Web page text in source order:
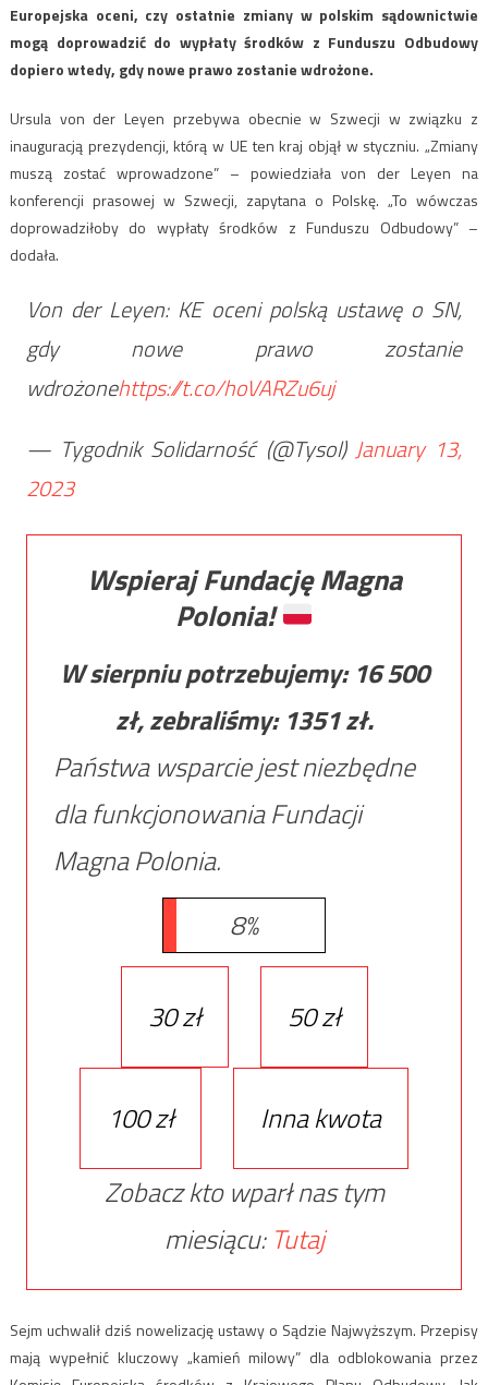
Europejska oceni, czy ostatnie zmiany w polskim sądownictwie
mogą doprowadzić do wypłaty środków z Funduszu Odbudowy
dopiero wtedy, gdy nowe prawo zostanie wdrożone.
Ursula von der Leyen przebywa obecnie w Szwecji w związku z
inauguracją prezydencji, którą w UE ten kraj objął w styczniu. „Zmiany
muszą zostać wprowadzone” – powiedziała von der Leyen na
konferencji prasowej w Szwecji, zapytana o Polskę. „To wówczas
doprowadziłoby do wypłaty środków z Funduszu Odbudowy” –
dodała.
Von der Leyen: KE oceni polską ustawę o SN,
gdy nowe prawo zostanie
wdrożonehttps://t.co/hoVARZu6uj
— Tygodnik Solidarność (@Tysol) January 13,
2023
Wspieraj Fundację Magna
Polonia!
W sierpniu potrzebujemy: 16 500
zł, zebraliśmy: 1351zł.
Państwa wsparcie jest niezbędne
dla funkcjonowania Fundacji
Magna Polonia.
8%
30 zł 50 zł
100 zł
Inna kwota
Zobacz kto wparł nas tym
miesiącu: Tutaj
Sejm uchwalił dziś nowelizację ustawy o Sądzie Najwyższym. Przepisy
mają wypełnić kluczowy „kamień milowy” dla odblokowania przez